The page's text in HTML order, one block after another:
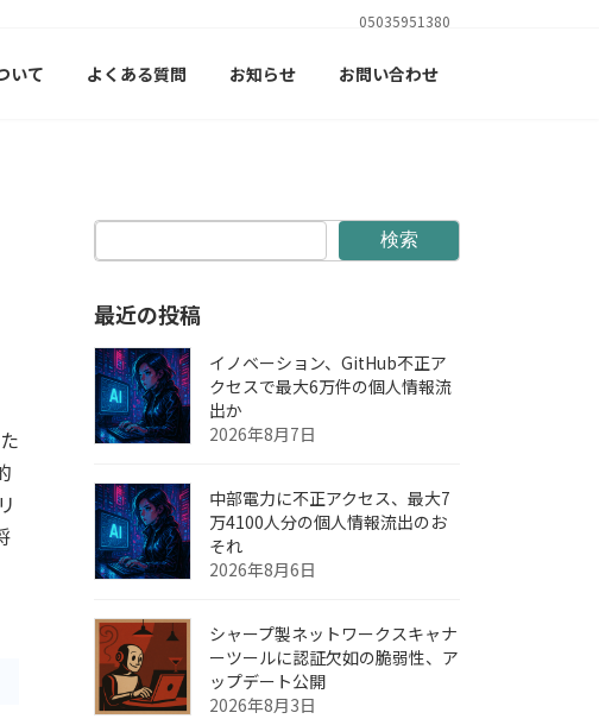
05035951380
いて よくある質問 お知らせ お問い合わせ
検索
最近の投稿
イノベーション、GitHub不正ア
クセスで最大6万件の個人情報流
出か
2026年8月7日
中部電力に不正アクセス、最大7
万4100人分の個人情報流出のお
それ
2026年8月6日
シャープ製ネットワークスキャナ
ーツールに認証欠如の脆弱性、ア
ップデート公開
2026年8月3日